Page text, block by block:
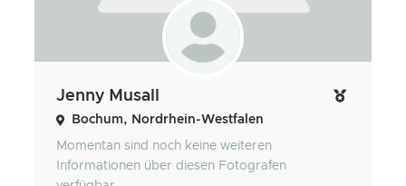
Jenny Musall
Bochum, Nordrhein-Westfalen
Momentan sind noch keine weiteren
Informationen über diesen Fotografen